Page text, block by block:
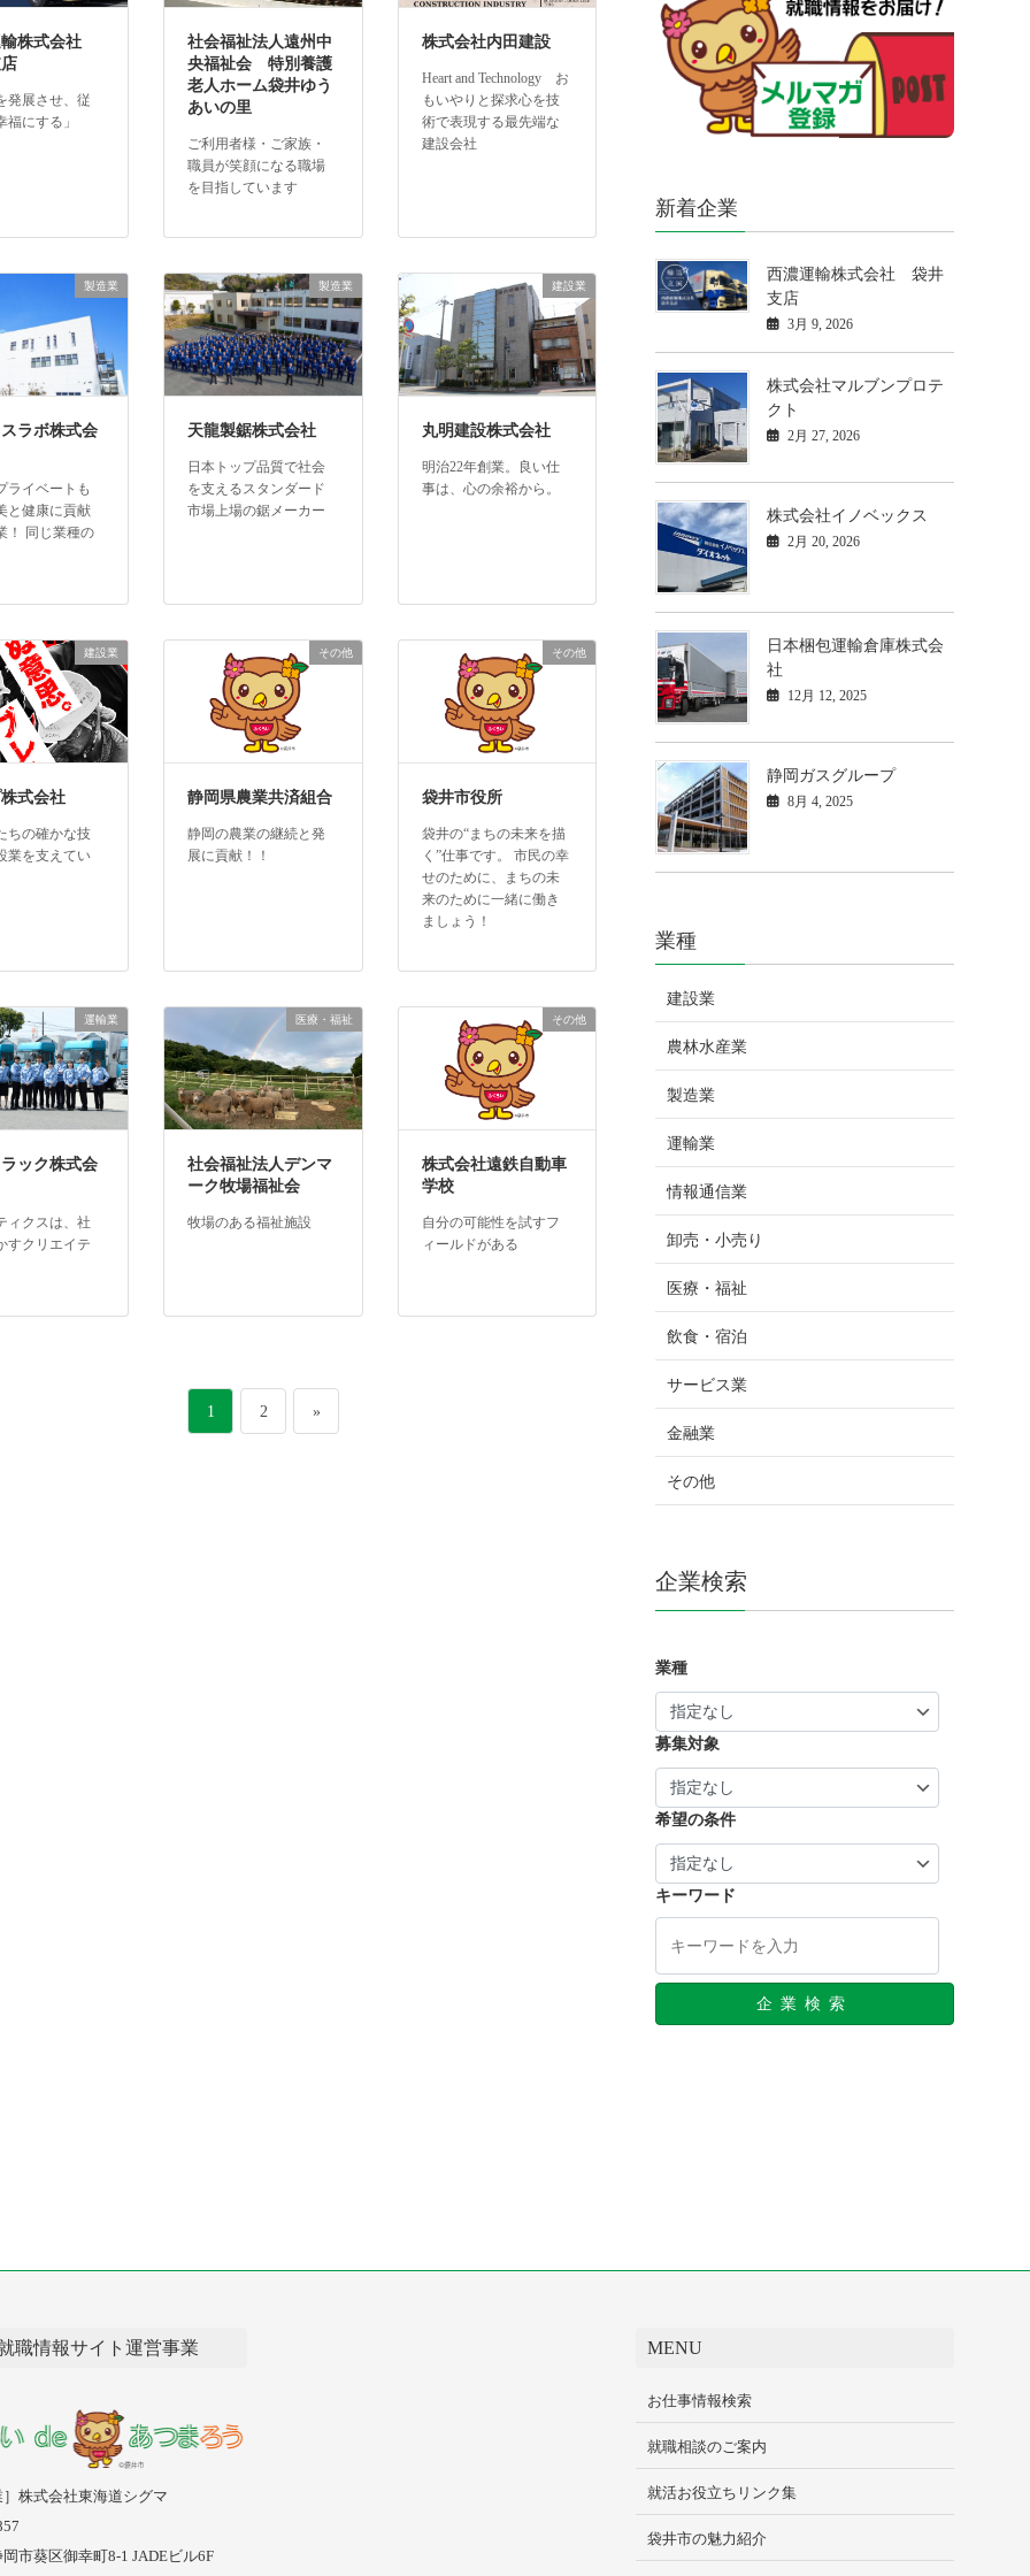
輸株式会社
発展させ、従
福にする」
社会福祉法人遠州中
央福祉会 特別養護
老人ホーム袋井ゆう
あいの里
ご利用者様・ご家族・
職員が笑顔になる職場
を目指しています
株式会社内田建設
Heart and Technology お
もいやりと探求心を技
術で表現する最先端な
建設会社
製造業
ラボ株式会
ライベートも
と健康に貢献
！ 同じ業種の
製造業
天龍製鋸株式会社
日本トップ品質で社会
を支えるスタンダード
市場上場の鋸メーカー
建設業
丸明建設株式会社
明治22年創業。良い仕
事は、心の余裕から。
建設業
式会社
ちの確かな技
業を支えてい
その他
静岡県農業共済組合
静岡の農業の継続と発
展に貢献！！
その他
袋井市役所
袋井の“まちの未来を描
く”仕事です。 市民の幸
せのために、まちの未
来のために一緒に働き
ましょう！
運輸業
ック株式会
ィクスは、社
すクリエイテ
医療・福祉
社会福祉法人デンマ
ーク牧場福祉会
牧場のある福祉施設
その他
株式会社遠鉄自動車
学校
自分の可能性を試すフ
ィールドがある
ペ
1 ペ
2 »
新着企業
西濃運輸株式会社 袋井
支店
3月 9, 2026
株式会社マルブンプロテ
クト
2月 27, 2026
株式会社イノベックス
2月 20, 2026
日本梱包運輸倉庫株式会
社
12月 12, 2025
静岡ガスグループ
8月 4, 2025
業種
建設業
農林水産業
製造業
運輸業
情報通信業
卸売・小売り
医療・福祉
飲食・宿泊
サービス業
金融業
その他
企業検索
業種
募集対象
希望の条件
キーワード
企業検索
職情報サイト運営事業
］株式会社東海道シグマ
市葵区御幸町8-1 JADEビル6F
MENU
お仕事情報検索
就職相談のご案内
就活お役立ちリンク集
袋井市の魅力紹介